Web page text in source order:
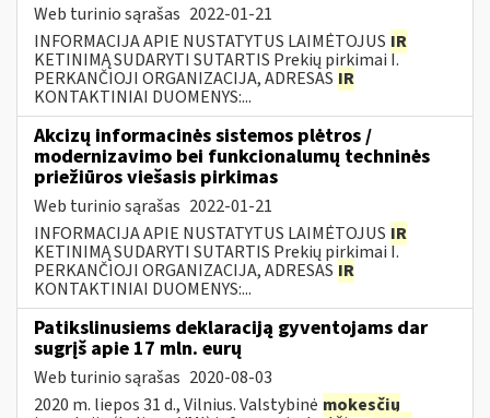
Web turinio sąrašas 2022-01-21
INFORMACIJA APIE NUSTATYTUS LAIMĖTOJUS IR
KETINIMĄ SUDARYTI SUTARTIS Prekių pirkimai I.
PERKANČIOJI ORGANIZACIJA, ADRESAS IR
KONTAKTINIAI DUOMENYS:...
Akcizų informacinės sistemos plėtros /
modernizavimo bei funkcionalumų techninės
priežiūros viešasis pirkimas
Web turinio sąrašas 2022-01-21
INFORMACIJA APIE NUSTATYTUS LAIMĖTOJUS IR
KETINIMĄ SUDARYTI SUTARTIS Prekių pirkimai I.
PERKANČIOJI ORGANIZACIJA, ADRESAS IR
KONTAKTINIAI DUOMENYS:...
Patikslinusiems deklaraciją gyventojams dar
sugrįš apie 17 mln. eurų
Web turinio sąrašas 2020-08-03
2020 m. liepos 31 d., Vilnius. Valstybinė mokesčių